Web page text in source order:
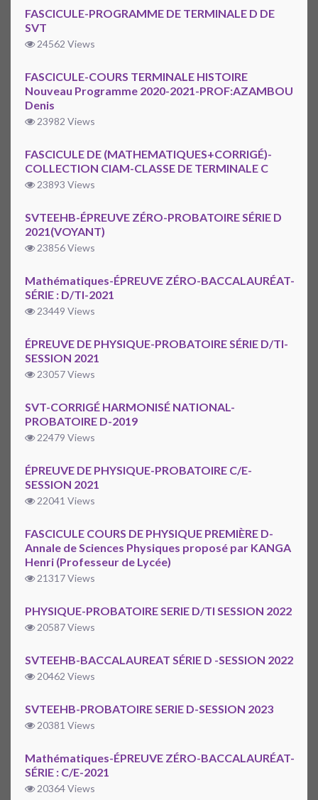
FASCICULE-PROGRAMME DE TERMINALE D DE
SVT
24562 Views
FASCICULE-COURS TERMINALE HISTOIRE
Nouveau Programme 2020-2021-PROF:AZAMBOU
Denis
23982 Views
FASCICULE DE (MATHEMATIQUES+CORRIGÉ)-
COLLECTION CIAM-CLASSE DE TERMINALE C
23893 Views
SVTEEHB-ÉPREUVE ZÉRO-PROBATOIRE SÉRIE D
2021(VOYANT)
23856 Views
Mathématiques-ÉPREUVE ZÉRO-BACCALAURÉAT-
SÉRIE : D/TI-2021
23449 Views
ÉPREUVE DE PHYSIQUE-PROBATOIRE SÉRIE D/TI-
SESSION 2021
23057 Views
SVT-CORRIGÉ HARMONISÉ NATIONAL-
PROBATOIRE D-2019
22479 Views
ÉPREUVE DE PHYSIQUE-PROBATOIRE C/E-
SESSION 2021
22041 Views
FASCICULE COURS DE PHYSIQUE PREMIÈRE D-
Annale de Sciences Physiques proposé par KANGA
Henri (Professeur de Lycée)
21317 Views
PHYSIQUE-PROBATOIRE SERIE D/TI SESSION 2022
20587 Views
SVTEEHB-BACCALAUREAT SÉRIE D -SESSION 2022
20462 Views
SVTEEHB-PROBATOIRE SERIE D-SESSION 2023
20381 Views
Mathématiques-ÉPREUVE ZÉRO-BACCALAURÉAT-
SÉRIE : C/E-2021
20364 Views